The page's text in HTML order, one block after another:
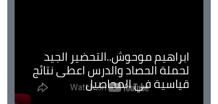
ابراهيم موحوش..التحضير الجيد
لحملة الحصاد والدرس اعطى نتائج
قياسية في المحاصيل